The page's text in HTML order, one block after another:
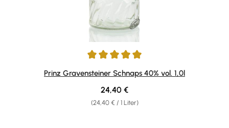
Durchschnittliche Bewertung von 5 von 5 Sternen
Prinz Gravensteiner Schnaps 40% vol. 1,0l
(24,40 € / 1 Liter)
Regulärer Preis:
24,40 €